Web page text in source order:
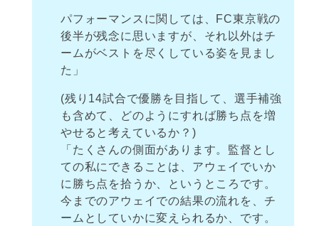
パフォーマンスに関しては、FC東京戦の
後半が残念に思いますが、それ以外はチ
ームがベストを尽くしている姿を見まし
た」
(残り14試合で優勝を目指して、選手補強
も含めて、どのようにすれば勝ち点を増
やせると考えているか？)
「たくさんの側面があります。監督とし
ての私にできることは、アウェイでいか
に勝ち点を拾うか、というところです。
今までのアウェイでの結果の流れを、チ
ームとしていかに変えられるか、です。